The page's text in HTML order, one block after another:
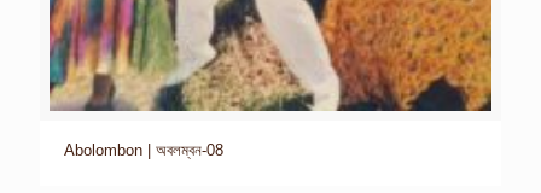
Abolombon | অবলম্বন-08